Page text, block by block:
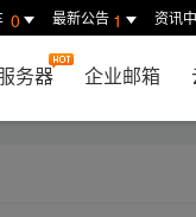
0 最新公告 1 资讯
务器 企业邮箱